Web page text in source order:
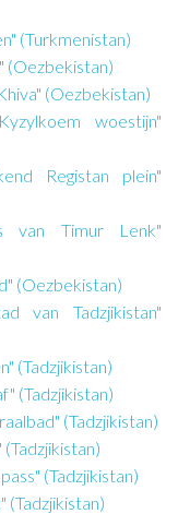
(Turkmenistan)
(Oezbekistan)
(Oezbekistan)
woestijn"
Registan plein"
van Timur Lenk"
(Oezbekistan)
van Tadzjikistan"
(Tadzjikistan)
(Tadzjikistan)
(Tadzjikistan)
(Tadzjikistan)
(Tadzjikistan)